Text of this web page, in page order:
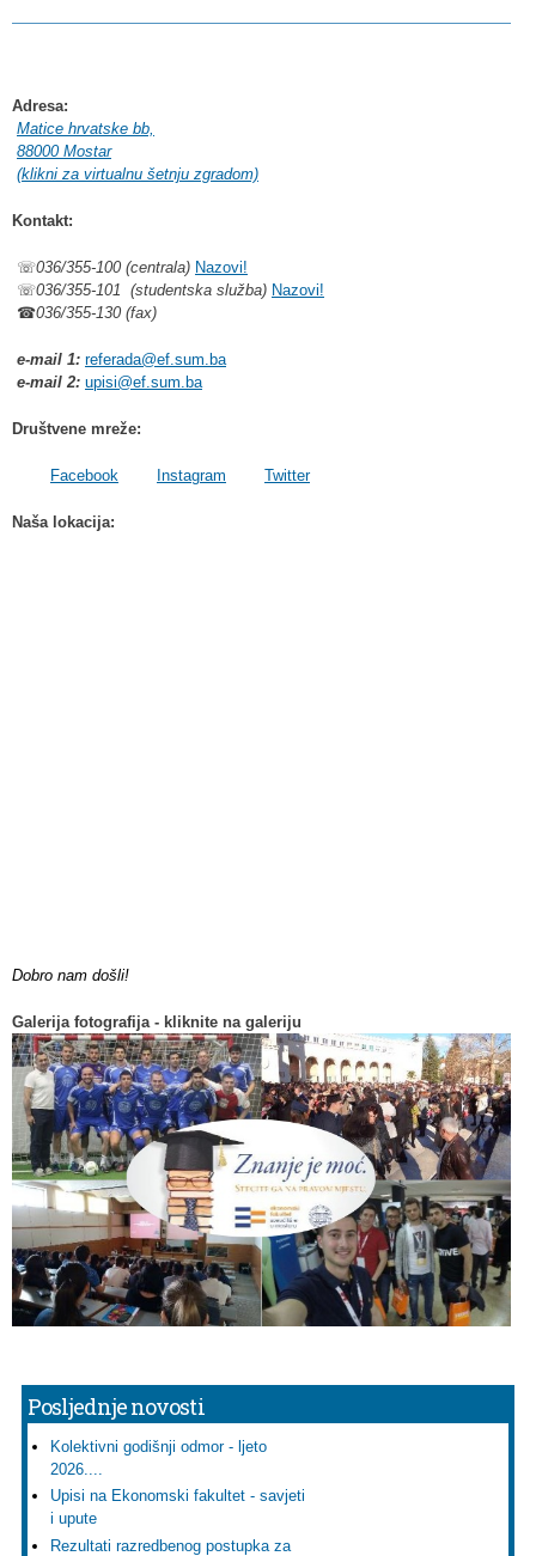
Adresa:
Matice hrvatske bb,
88000 Mostar
(klikni za virtualnu šetnju zgradom)
Kontakt:
☏036/355-100 (centrala) Nazovi!
☏036/355-101 (studentska služba) Nazovi!
☎036/355-130 (fax)
e-mail 1: referada@ef.sum.ba
e-mail 2: upisi@ef.sum.ba
Društvene mreže:
Facebook Instagram Twitter
Naša lokacija:
Dobro nam došli!
Galerija fotografija - kliknite na galeriju
Posljednje novosti
Kolektivni godišnji odmor - ljeto
2026....
Upisi na Ekonomski fakultet - savjeti
i upute
Rezultati razredbenog postupka za